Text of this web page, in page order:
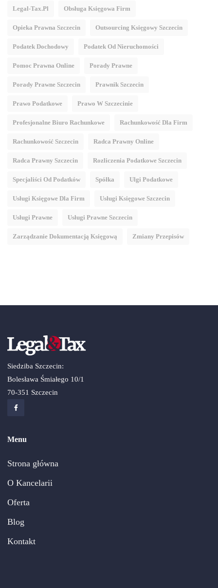
Legal-Tax.pl Obsługa Księgowa Firm
Opieka Prawna Szczecin Outsourcing Księgowy Szczecin
Podatek Dochodowy Podatek Od Nieruchomości
Pomoc Prawna Online Porady Prawne
Porady Prawne Szczecin Prawnik Szczecin
Prawo Podatkowe Prawo W Szczecinie
Profesjonalne Biuro Rachunkowe Rachunkowość Dla Firm
Rachunkowość Szczecin Radca Prawny Online
Radca Prawny Szczecin Rozliczenia Podatkowe Szczecin
Specjaliści Od Podatków Spółka Ulgi Podatkowe
Usługi Księgowe Dla Firm Usługi Księgowe Szczecin
Usługi Prawne Usługi Prawne Szczecin
Zarządzanie Dokumentacją Księgową Zmiany Przepisów
Siedziba Szczecin:
Bolesława Śmiałego 10/1
70-351 Szczecin
Menu
Strona główna
O Kancelarii
Oferta
Blog
Kontakt